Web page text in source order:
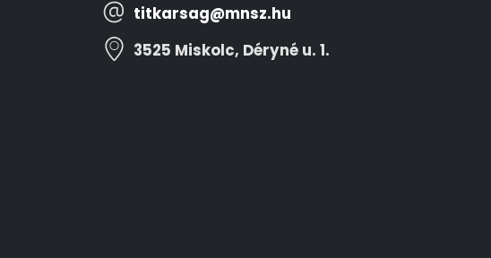
titkarsag@mnsz.hu
3525 Miskolc, Déryné u. 1.